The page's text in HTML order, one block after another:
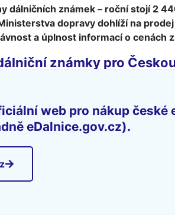
dálničních známek – roční stojí 2
dopravy dohlíží na
a úplnost informací o cenách
známky pro
web pro nákup
eDalnice.gov.cz).